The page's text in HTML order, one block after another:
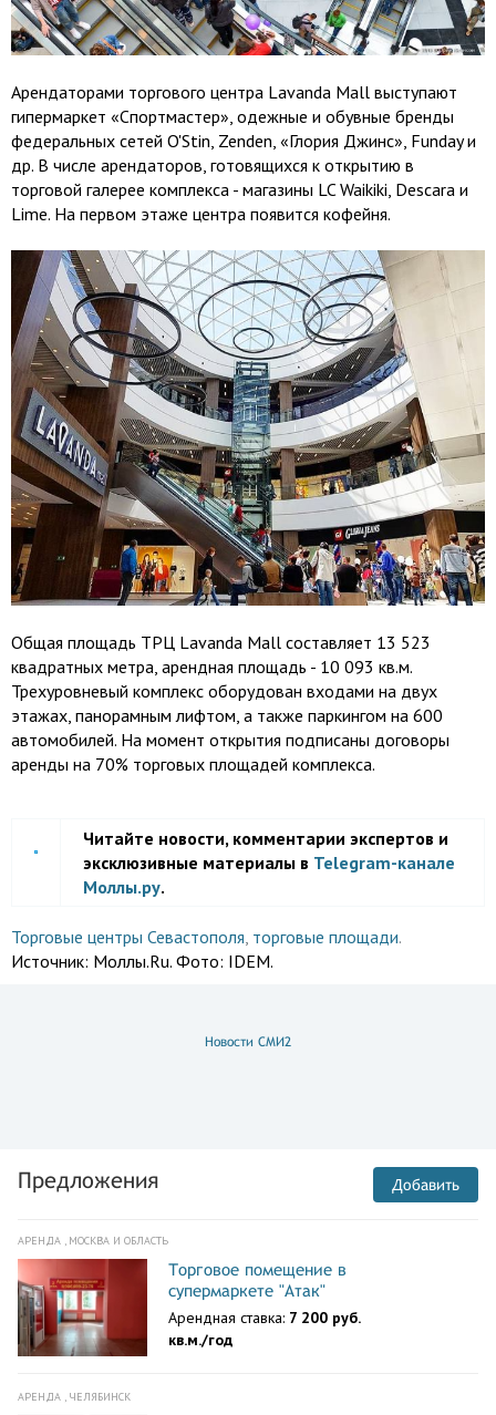
Арендаторами торгового центра Lavanda Mall выступают
гипермаркет «Спортмастер», одежные и обувные бренды
федеральных сетей O'Stin, Zenden, «Глория Джинс», Funday и
др. В числе арендаторов, готовящихся к открытию в
торговой галерее комплекса - магазины LC Waikiki, Descara и
Lime. На первом этаже центра появится кофейня.
Общая площадь ТРЦ Lavanda Mall составляет 13 523
квадратных метра, арендная площадь - 10 093 кв.м.
Трехуровневый комплекс оборудован входами на двух
этажах, панорамным лифтом, а также паркингом на 600
автомобилей. На момент открытия подписаны договоры
аренды на 70% торговых площадей комплекса.
Читайте новости, комментарии экспертов и
эксклюзивные материалы в Telegram-канале
Моллы.ру.
Торговые центры Севастополя, торговые площади.
Источник: Моллы.Ru. Фото: IDEM.
Новости СМИ2
Предложения Добавить
АРЕНДА , МОСКВА И ОБЛАСТЬ
Торговое помещение в
супермаркете "Атак"
Арендная ставка: 7 200 руб.
кв.м./год
АРЕНДА , ЧЕЛЯБИНСК